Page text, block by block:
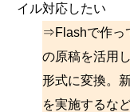
イル対応したい
⇒Flashで作っ
の原稿を活用
形式に変換。
を実施するな